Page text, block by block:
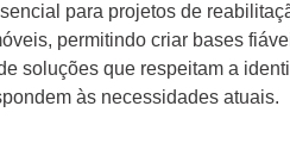
para projetos de
permitindo criar bases
soluções que respeitam a
às necessidades atuais.